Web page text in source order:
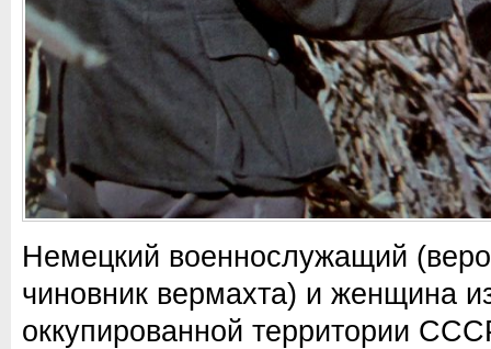
Немецкий военнослужащий
чиновник вермахта) и женщина
оккупированной территории